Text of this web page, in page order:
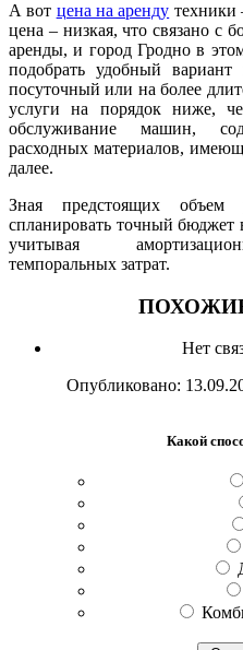
А вот цена на аренду техники
цена – низкая, что связано с
аренды, и город Гродно в
подобрать удобный
посуточный или на более
услуги на порядок ниже,
обслуживание машин,
расходных материалов,
далее.
Зная предстоящих
спланировать точный бюджет
учитывая
темпоральных затрат.
Нет
Опубликовано:
Какой